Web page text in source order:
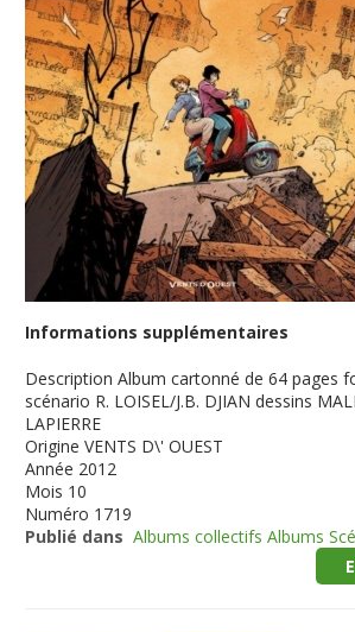
Informations supplémentaires
Description Album cartonné de 64 pages
scénario R. LOISEL/J.B. DJIAN dessins
LAPIERRE
Origine VENTS D\' OUEST
Année 2012
Mois 10
Numéro 1719
Publié dans Albums collectifs Albums